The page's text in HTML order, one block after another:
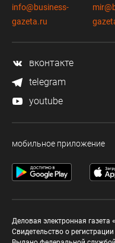
info@business-
gazeta.ru
вконтакте
telegram
youtube
мобильное приложение
Деловая электронная газета
Свидетельство о